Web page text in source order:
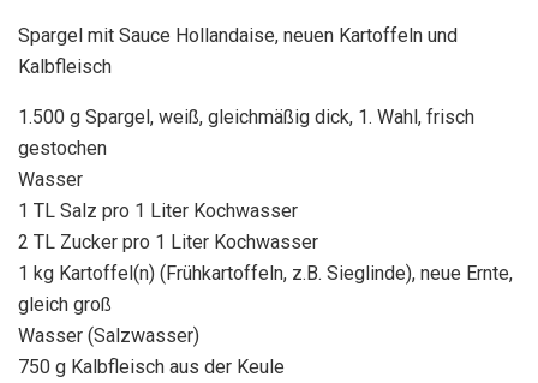
Spargel mit Sauce Hollandaise, neuen Kartoffeln und
Kalbfleisch
1.500 g Spargel, weiß, gleichmäßig dick, 1. Wahl, frisch
gestochen
Wasser
1 TL Salz pro 1 Liter Kochwasser
2 TL Zucker pro 1 Liter Kochwasser
1 kg Kartoffel(n) (Frühkartoffeln, z.B. Sieglinde), neue Ernte,
gleich groß
Wasser (Salzwasser)
750 g Kalbfleisch aus der Keule